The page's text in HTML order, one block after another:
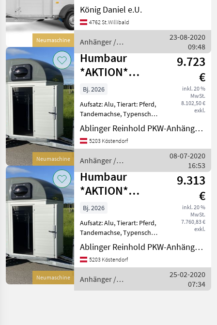
Neumaschine
Gewicht887
kgGesamtgewicht2.400
kgNutzlast1.513
mmGesamtlänge4.604
mmInnenbreite1.654
mmGesamtbre
König Daniel e.U.
4762 St.Willibald
Anhänger /
Humbaur
23-08-2020
09:48
Neumaschine
Humbaur
*AKTION*
Pferdeanhänger
Equitos Alu Plus
2400
9.723
€
inkl. 20 %
MwSt.
8.102,50 €
exkl.
Bj. 2026
Aufsatz: Alu, Tierart: Pferd,
Tandemachse, Typenschein
MIT 2.400KG
GESAMTGEWICHT!
Doppelachsanhänger,
Auflaufeinrichtung mit
Kugelkopfkupplung, D
Ablinger Reinhold PKW-Anhänger und Fahrzeugbau Ges.m.b.H.
5203 Köstendorf
Anhänger /
Humbaur
08-07-2020
16:53
Neumaschine
Humbaur
*AKTION*
Pferdeanhänger
Equitos Alu Plus
2000
9.313
€
inkl. 20 %
MwSt.
7.760,83 €
exkl.
Bj. 2026
Aufsatz: Alu, Tierart: Pferd,
Tandemachse, Typenschein
MIT 2.000KG
GESAMTGEWICHT!
Doppelachsanhänger,
Auflaufeinrichtung mit
Kugelkopfkupplung, D
Ablinger Reinhold PKW-Anhänger und Fahrzeugbau Ges.m.b.H.
5203 Köstendorf
Anhänger /
Humbaur
25-02-2020
07:34